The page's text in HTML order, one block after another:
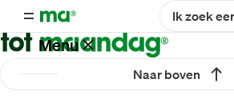
Menu
Ik zoek
Naar boven